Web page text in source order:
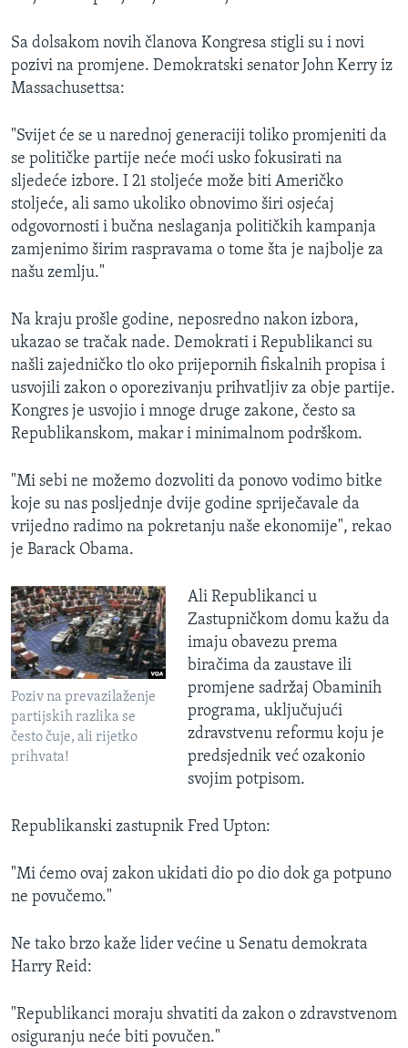
Sa dolsakom novih članova Kongresa stigli su i novi
pozivi na promjene. Demokratski senator John Kerry iz
Massachusettsa:
"Svijet će se u narednoj generaciji toliko promjeniti da
se političke partije neće moći usko fokusirati na
sljedeće izbore. I 21 stoljeće može biti Američko
stoljeće, ali samo ukoliko obnovimo širi osjećaj
odgovornosti i bučna neslaganja političkih kampanja
zamjenimo širim raspravama o tome šta je najbolje za
našu zemlju."
Na kraju prošle godine, neposredno nakon izbora,
ukazao se tračak nade. Demokrati i Republikanci su
našli zajedničko tlo oko prijepornih fiskalnih propisa i
usvojili zakon o oporezivanju prihvatljiv za obje partije.
Kongres je usvojio i mnoge druge zakone, često sa
Republikanskom, makar i minimalnom podrškom.
"Mi sebi ne možemo dozvoliti da ponovo vodimo bitke
koje su nas posljednje dvije godine spriječavale da
vrijedno radimo na pokretanju naše ekonomije", rekao
je Barack Obama.
Poziv na prevazilaženje
partijskih razlika se
često čuje, ali rijetko
prihvata!
Ali Republikanci u
Zastupničkom domu kažu da
imaju obavezu prema
biračima da zaustave ili
promjene sadržaj Obaminih
programa, uključujući
zdravstvenu reformu koju je
predsjednik već ozakonio
svojim potpisom.
Republikanski zastupnik Fred Upton:
"Mi ćemo ovaj zakon ukidati dio po dio dok ga potpuno
ne povučemo."
Ne tako brzo kaže lider većine u Senatu demokrata
Harry Reid:
"Republikanci moraju shvatiti da zakon o zdravstvenom
osiguranju neće biti povučen."